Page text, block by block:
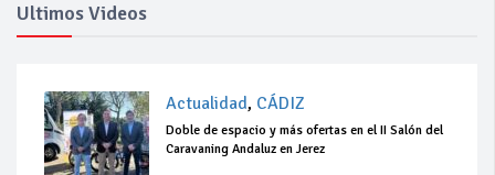
Ultimos Videos
Actualidad, CÁDIZ
Doble de espacio y más ofertas en el II Salón del
Caravaning Andaluz en Jerez